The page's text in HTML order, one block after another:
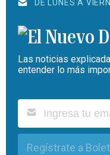
DE LUNES A
Las noticias
entender lo más
Regístrate a